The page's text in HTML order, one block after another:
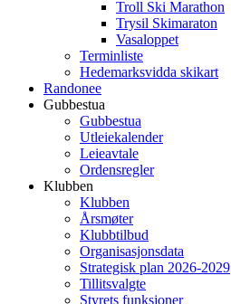
Troll Ski Marathon
Trysil Skimaraton
Vasaloppet
Terminliste
Hedemarksvidda skikart
Randonee
Gubbestua
Gubbestua
Utleiekalender
Leieavtale
Ordensregler
Klubben
Klubben
Årsmøter
Klubbtilbud
Organisasjonsdata
Strategisk plan 2026-2029
Tillitsvalgte
Styrets funksjoner